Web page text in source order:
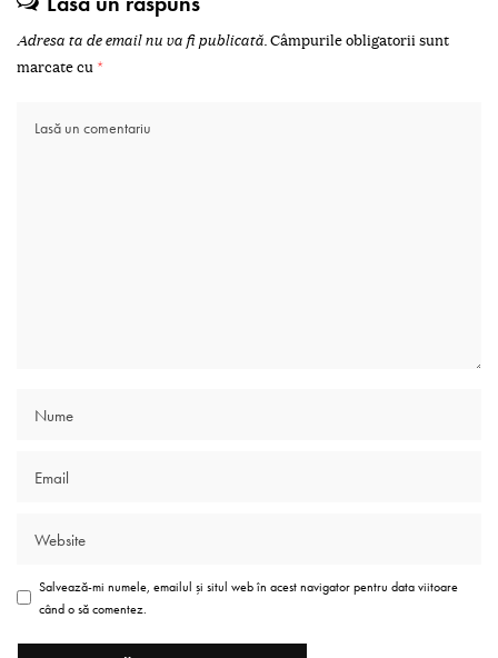
Adresa ta de email nu va fi publicată.Câmpurile obligatorii sunt
marcate cu *
Salvează-mi numele, emailul și situl web în acest navigator pentru data viitoare
când o să comentez.